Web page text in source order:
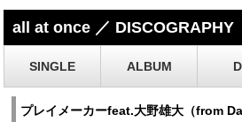
all at once ／ DISCOGRAPHY
SINGLE ALBUM
プレイメーカーfeat.大野雄大（from